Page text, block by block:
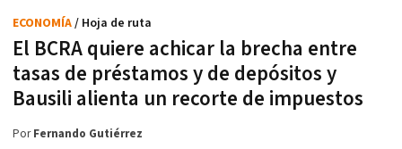
El BCRA quiere achicar la brecha entre
tasas de préstamos y de depósitos y
Bausili alienta un recorte de impuestos
ECONOMÍA/ Hoja de ruta
PorFernando Gutiérrez